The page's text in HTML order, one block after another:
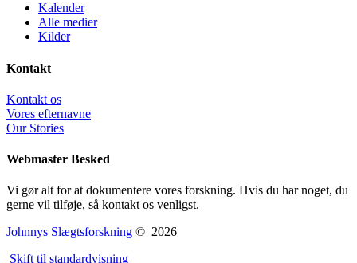
Kalender
Alle medier
Kilder
Kontakt
Kontakt os
Vores efternavne
Our Stories
Webmaster Besked
Vi gør alt for at dokumentere vores forskning. Hvis du har noget, du
gerne vil tilføje, så kontakt os venligst.
Johnnys Slægtsforskning © 2026
Skift til standardvisning